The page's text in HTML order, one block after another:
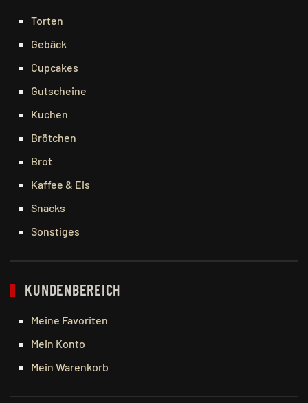
Torten
Gebäck
Cupcakes
Gutscheine
Kuchen
Brötchen
Brot
Kaffee & Eis
Snacks
Sonstiges
KUNDENBEREICH
Meine Favoriten
Mein Konto
Mein Warenkorb